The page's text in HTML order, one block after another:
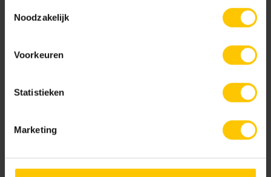
Noodzakelijk
Voorkeuren
Statistieken
Marketing
Antraciet (A01) Grijs (A00)
Projecten slider